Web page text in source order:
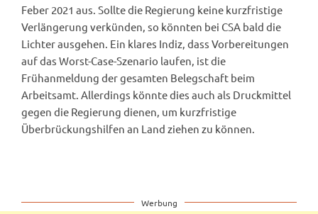
Feber 2021 aus. Sollte die Regierung keine kurzfristige
Verlängerung verkünden, so könnten bei CSA bald die
Lichter ausgehen. Ein klares Indiz, dass Vorbereitungen
auf das Worst-Case-Szenario laufen, ist die
Frühanmeldung der gesamten Belegschaft beim
Arbeitsamt. Allerdings könnte dies auch als Druckmittel
gegen die Regierung dienen, um kurzfristige
Überbrückungshilfen an Land ziehen zu können.
Werbung